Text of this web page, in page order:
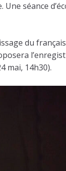
séance
du
mai, 14h30).